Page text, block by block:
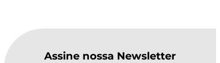
Assine nossa Newsletter